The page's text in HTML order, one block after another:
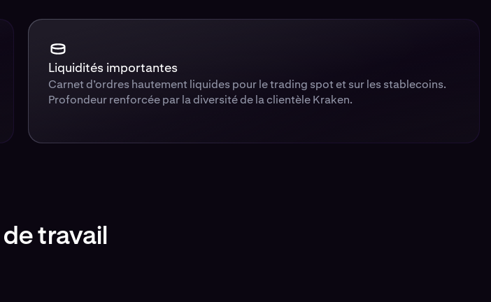
Liquidités importantes
Carnet d’ordres hautement liquides pour le trading spot et sur les stablecoins.
Profondeur renforcée par la diversité de la clientèle Kraken.
travail